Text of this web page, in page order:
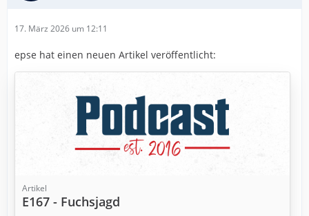
17. März 2026 um 12:11
epse hat einen neuen Artikel veröffentlicht:
Artikel
E167 - Fuchsjagd